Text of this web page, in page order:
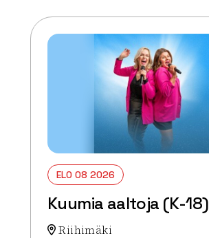
ELO 08 2026
Kuumia aaltoja (K-18)
Riihimäki